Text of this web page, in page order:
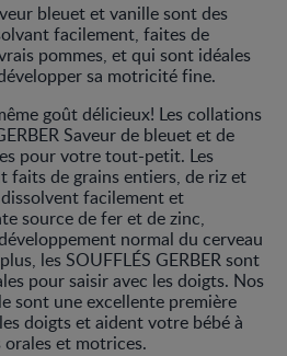
bleuet et vanille sont des
facilement, faites de
pommes, et qui sont idéales
sa motricité fine.
goût délicieux! Les collations
Saveur de bleuet et de
pour votre tout-petit. Les
faits de grains entiers, de riz et
facilement et
source de fer et de zinc,
normal du cerveau
les SOUFFLÉS GERBER sont
pour saisir avec les doigts. Nos
sont une excellente première
doigts et aident votre bébé à
et motrices.